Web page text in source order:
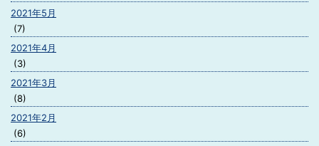
2021年5月
(7)
2021年4月
(3)
2021年3月
(8)
2021年2月
(6)